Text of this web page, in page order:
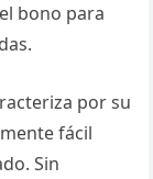
bono para
por su
fácil
Sin